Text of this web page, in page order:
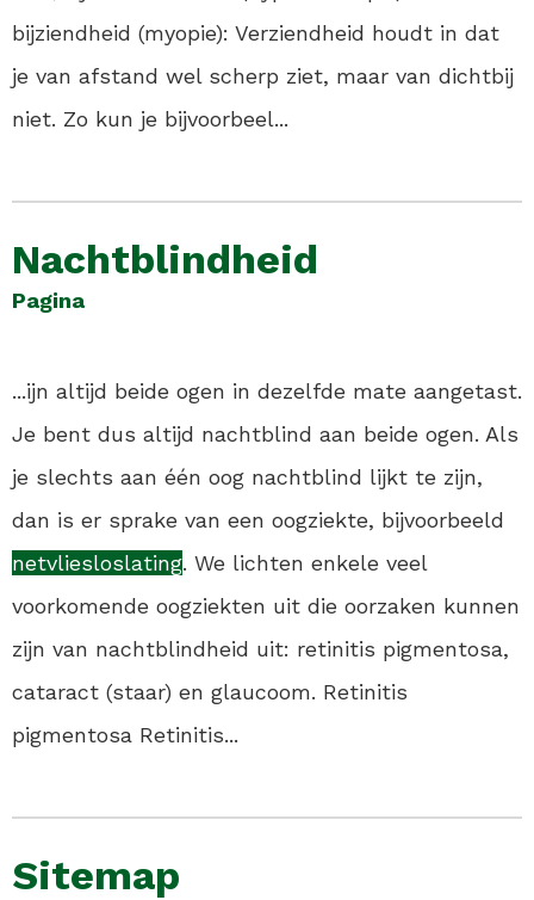
bijziendheid (myopie): Verziendheid houdt in dat
je van afstand wel scherp ziet, maar van dichtbij
niet. Zo kun je bijvoorbeel...
Nachtblindheid
Pagina
...ijn altijd beide ogen in dezelfde mate aangetast.
Je bent dus altijd nachtblind aan beide ogen. Als
je slechts aan één oog nachtblind lijkt te zijn,
dan is er sprake van een oogziekte, bijvoorbeeld
netvliesloslating. We lichten enkele veel
voorkomende oogziekten uit die oorzaken kunnen
zijn van nachtblindheid uit: retinitis pigmentosa,
cataract (staar) en glaucoom. Retinitis
pigmentosa Retinitis...
Sitemap